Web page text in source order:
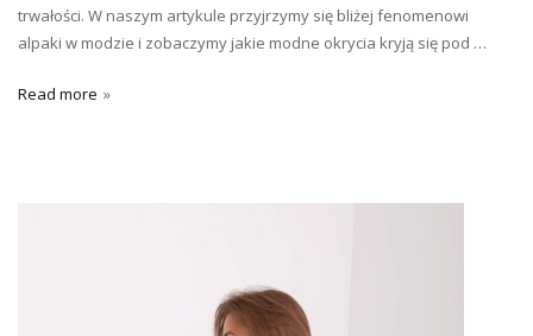
trwałości. W naszym artykule przyjrzymy się bliżej fenomenowi
alpaki w modzie i zobaczymy jakie modne okrycia kryją się pod …
Read more